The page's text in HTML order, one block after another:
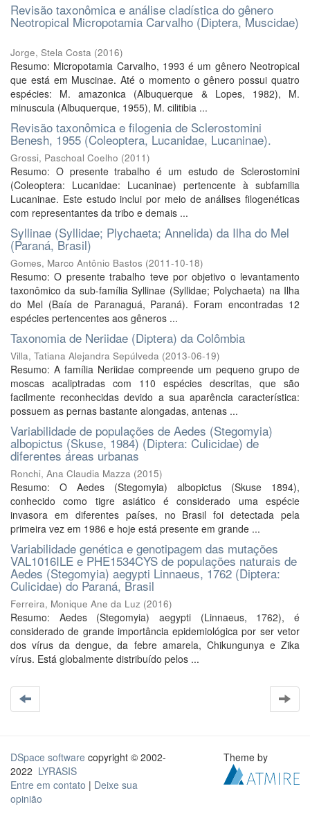
Revisão taxonômica e análise cladística do gênero
Neotropical Micropotamia Carvalho (Diptera, Muscidae)
Jorge, Stela Costa (2016)
Resumo: Micropotamia Carvalho, 1993 é um gênero Neotropical
que está em Muscinae. Até o momento o gênero possui quatro
espécies: M. amazonica (Albuquerque & Lopes, 1982), M.
minuscula (Albuquerque, 1955), M. cilitibia ...
Revisão taxonômica e filogenia de Sclerostomini
Benesh, 1955 (Coleoptera, Lucanidae, Lucaninae).
Grossi, Paschoal Coelho (2011)
Resumo: O presente trabalho é um estudo de Sclerostomini
(Coleoptera: Lucanidae: Lucaninae) pertencente à subfamilia
Lucaninae. Este estudo inclui por meio de análises filogenéticas
com representantes da tribo e demais ...
Syllinae (Syllidae; Plychaeta; Annelida) da Ilha do Mel
(Paraná, Brasil)
Gomes, Marco Antônio Bastos (2011-10-18)
Resumo: O presente trabalho teve por objetivo o levantamento
taxonômico da sub-família Syllinae (Syllidae; Polychaeta) na Ilha
do Mel (Baía de Paranaguá, Paraná). Foram encontradas 12
espécies pertencentes aos gêneros ...
Taxonomia de Neriidae (Diptera) da Colômbia
Villa, Tatiana Alejandra Sepúlveda (2013-06-19)
Resumo: A família Neriidae compreende um pequeno grupo de
moscas acaliptradas com 110 espécies descritas, que são
facilmente reconhecidas devido a sua aparência característica:
possuem as pernas bastante alongadas, antenas ...
Variabilidade de populações de Aedes (Stegomyia)
albopictus (Skuse, 1984) (Diptera: Culicidae) de
diferentes áreas urbanas
Ronchi, Ana Claudia Mazza (2015)
Resumo: O Aedes (Stegomyia) albopictus (Skuse 1894),
conhecido como tigre asiático é considerado uma espécie
invasora em diferentes países, no Brasil foi detectada pela
primeira vez em 1986 e hoje está presente em grande ...
Variabilidade genética e genotipagem das mutações
VAL1016ILE e PHE1534CYS de populações naturais de
Aedes (Stegomyia) aegypti Linnaeus, 1762 (Diptera:
Culicidae) do Paraná, Brasil
Ferreira, Monique Ane da Luz (2016)
Resumo: Aedes (Stegomyia) aegypti (Linnaeus, 1762), é
considerado de grande importância epidemiológica por ser vetor
dos vírus da dengue, da febre amarela, Chikungunya e Zika
vírus. Está globalmente distribuído pelos ...
DSpace software copyright © 2002-
2022 LYRASIS
Entre em contato | Deixe sua
opinião
Theme by